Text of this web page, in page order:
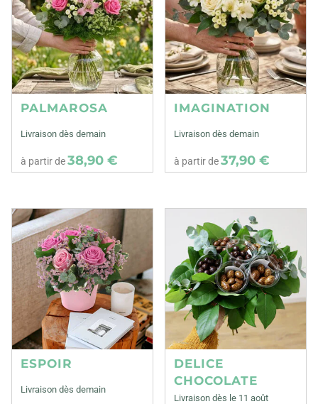
PALMAROSA
Livraison dès demain
à partir de38,90 €
IMAGINATION
Livraison dès demain
à partir de37,90 €
ESPOIR
Livraison dès demain
DELICE
CHOCOLATE
Livraison dès le 11 août